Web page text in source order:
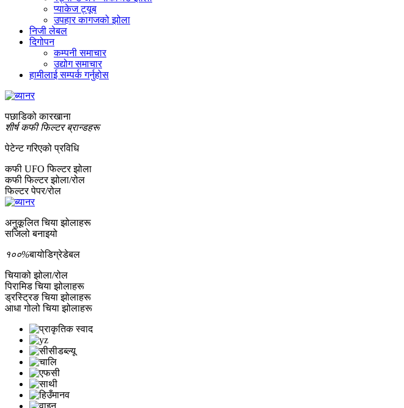
प्याकेज ट्यूब
उपहार कागजको झोला
निजी लेबल
दिगोपन
कम्पनी समाचार
उद्योग समाचार
हामीलाई सम्पर्क गर्नुहोस
पछाडिको कारखाना
शीर्ष कफी फिल्टर ब्रान्डहरू
पेटेन्ट गरिएको प्रविधि
कफी UFO फिल्टर झोला
कफी फिल्टर झोला/रोल
फिल्टर पेपर/रोल
अनुकूलित चिया झोलाहरू
सजिलो बनाइयो
१००%बायोडिग्रेडेबल
चियाको झोला/रोल
पिरामिड चिया झोलाहरू
ड्रस्ट्रिङ चिया झोलाहरू
आधा गोलो चिया झोलाहरू